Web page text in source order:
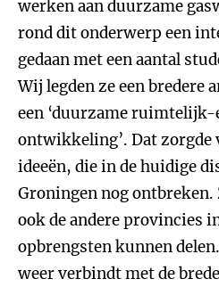
werken aan duurzame
rond dit onderwerp een
gedaan met een aantal
Wij legden ze een bredere
een ‘duurzame
ontwikkeling’. Dat zorgde
ideeën, die in de huidige
Groningen nog ontbreken.
ook de andere provincies
opbrengsten kunnen
weer verbindt met de